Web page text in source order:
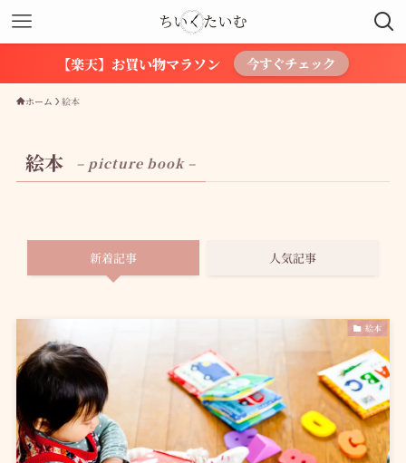
【楽天】お買い物マラソン 今すぐチェック
ホーム 絵本
絵本 – picture book –
新着記事 人気記事
絵本